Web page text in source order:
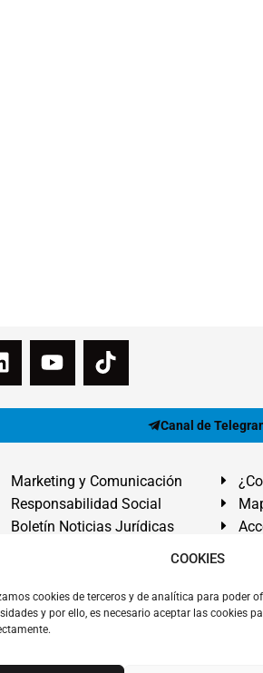
COOKIES
cookies de terceros y de analítica para poder
y por ello, es necesario aceptar las cookies
Canal de
Marketing y Comunicación
Responsabilidad Social
Boletín Noticias Jurídicas
Granadilla de Abona, Santa Cruz
El Médano